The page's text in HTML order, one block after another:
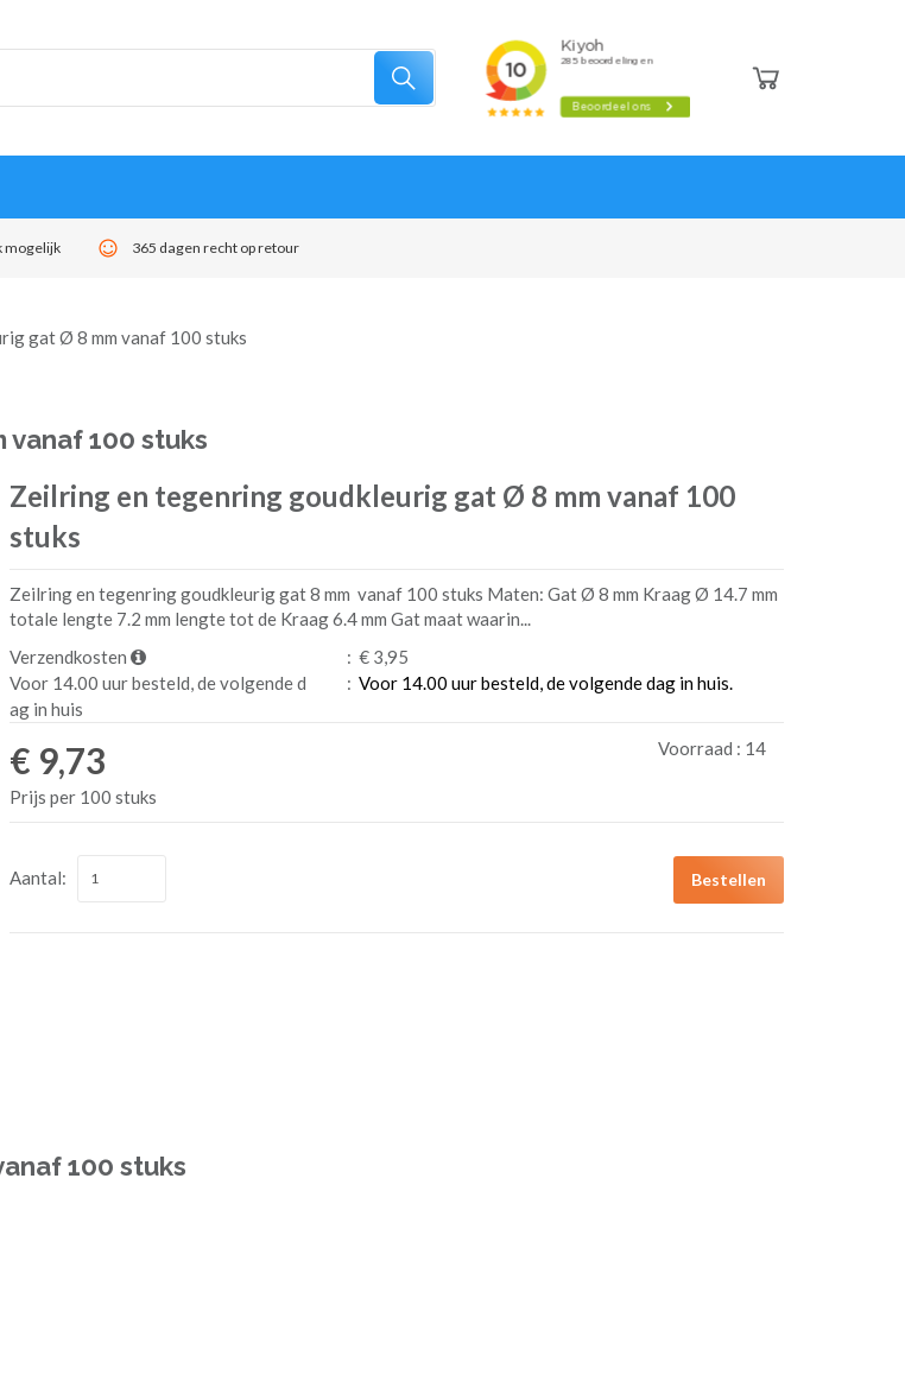
mogelijk 365 dagen recht op retour
gat Ø 8 mm vanaf 100 stuks
100 stuks
Zeilring en tegenring goudkleurig gat Ø 8 mm vanaf 100
stuks
Zeilring en tegenring goudkleurig gat 8 mm vanaf 100 stuks Maten: Gat Ø 8 mm Kraag Ø 14.7 mm
totale lengte 7.2 mm lengte tot de Kraag 6.4 mm Gat maat waarin...
Verzendkosten
: € 3,95
Voor 14.00 uur besteld, de volgende d
ag in huis
: Voor 14.00 uur besteld, de volgende dag in huis.
€ 9,73
Prijs per 100 stuks
Voorraad : 14
Aantal: Bestellen
100 stuks